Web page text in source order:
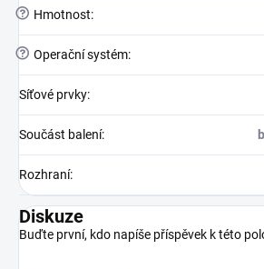
? Hmotnost:
? Operační systém:
Síťové prvky:
Součást balení:
Rozhraní:
Diskuze
Buďte první, kdo napíše příspěvek k této